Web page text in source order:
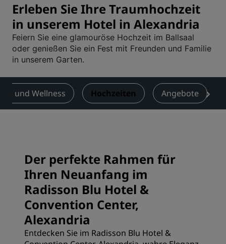
Erleben Sie Ihre Traumhochzeit
in unserem Hotel in Alexandria
Feiern Sie eine glamouröse Hochzeit im Ballsaal
oder genießen Sie ein Fest mit Freunden und Familie
in unserem Garten.
und Wellness Hochzeiten Angebote
Der perfekte Rahmen für
Ihren Neuanfang im
Radisson Blu Hotel &
Convention Center,
Alexandria
Entdecken Sie im Radisson Blu Hotel &